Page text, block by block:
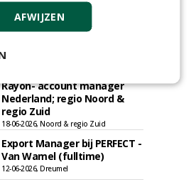
Allround
magazijnmedewerker
Nederland B.V.
Rayon- account manager
Nederland; regio Noord &
regio Zuid
18-06-2026, Noord & regio Zuid
Export Manager bij PERFECT -
Van Wamel (fulltime)
12-06-2026, Dreumel
AFWIJZEN